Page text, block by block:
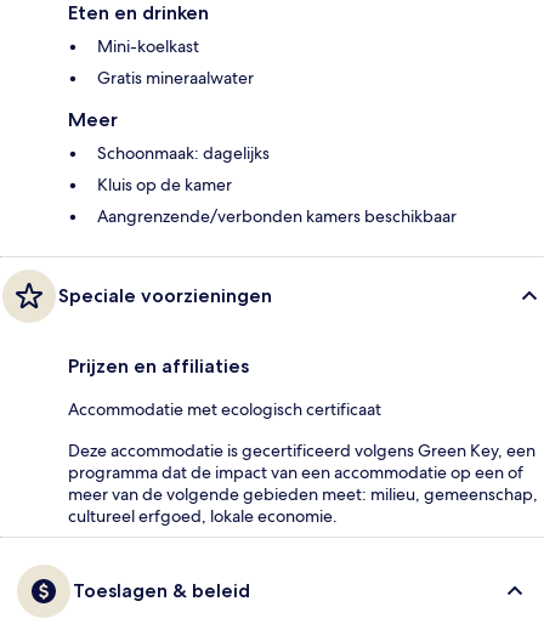
Eten en drinken
Mini-koelkast
Gratis mineraalwater
Meer
Schoonmaak: dagelijks
Kluis op de kamer
Aangrenzende/verbonden kamers beschikbaar
Speciale voorzieningen
Prijzen en affiliaties
Accommodatie met ecologisch certificaat
Deze accommodatie is gecertificeerd volgens Green Key, een
programma dat de impact van een accommodatie op een of
meer van de volgende gebieden meet: milieu, gemeenschap,
cultureel erfgoed, lokale economie.
Toeslagen & beleid